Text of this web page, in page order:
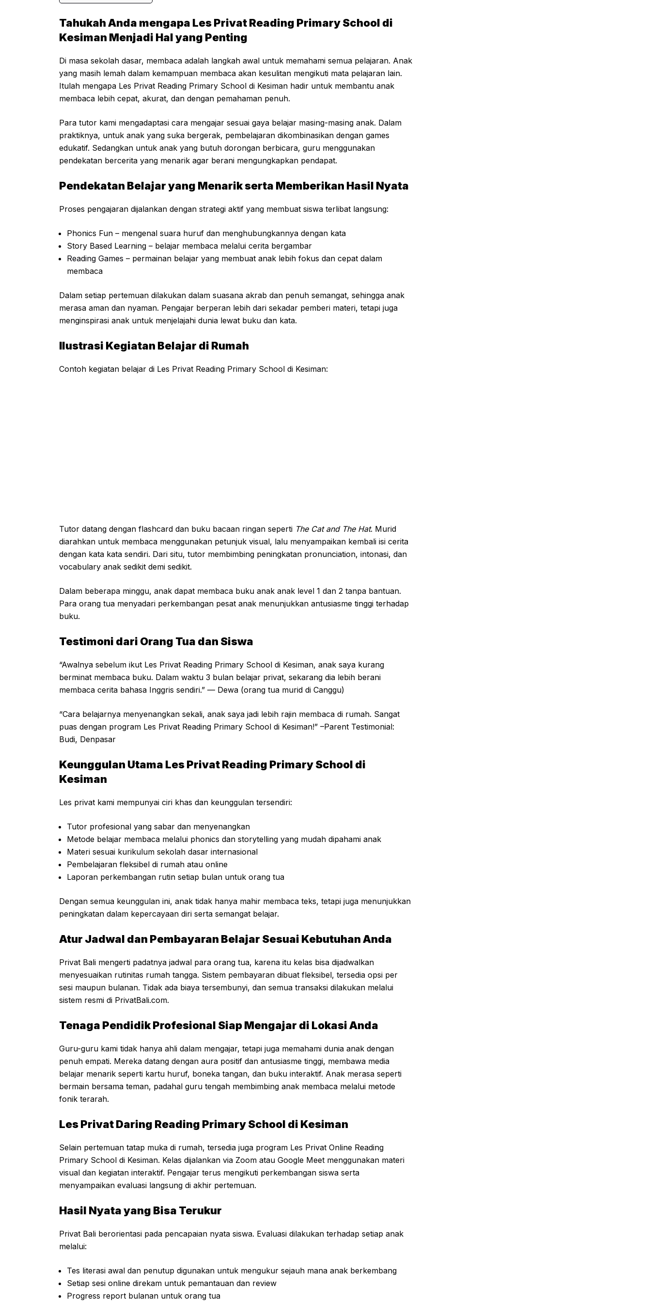
Tahukah Anda mengapa Les Privat Reading Primary School di
Kesiman Menjadi Hal yang Penting
Di masa sekolah dasar, membaca adalah langkah awal untuk memahami semua pelajaran. Anak
yang masih lemah dalam kemampuan membaca akan kesulitan mengikuti mata pelajaran lain.
Itulah mengapa Les Privat Reading Primary School di Kesiman hadir untuk membantu anak
membaca lebih cepat, akurat, dan dengan pemahaman penuh.
Para tutor kami mengadaptasi cara mengajar sesuai gaya belajar masing-masing anak. Dalam
praktiknya, untuk anak yang suka bergerak, pembelajaran dikombinasikan dengan games
edukatif. Sedangkan untuk anak yang butuh dorongan berbicara, guru menggunakan
pendekatan bercerita yang menarik agar berani mengungkapkan pendapat.
Pendekatan Belajar yang Menarik serta Memberikan Hasil Nyata
Proses pengajaran dijalankan dengan strategi aktif yang membuat siswa terlibat langsung:
Phonics Fun – mengenal suara huruf dan menghubungkannya dengan kata
Story Based Learning – belajar membaca melalui cerita bergambar
Reading Games – permainan belajar yang membuat anak lebih fokus dan cepat dalam
membaca
Dalam setiap pertemuan dilakukan dalam suasana akrab dan penuh semangat, sehingga anak
merasa aman dan nyaman. Pengajar berperan lebih dari sekadar pemberi materi, tetapi juga
menginspirasi anak untuk menjelajahi dunia lewat buku dan kata.
Ilustrasi Kegiatan Belajar di Rumah
Contoh kegiatan belajar di Les Privat Reading Primary School di Kesiman:
Tutor datang dengan flashcard dan buku bacaan ringan seperti The Cat and The Hat. Murid
diarahkan untuk membaca menggunakan petunjuk visual, lalu menyampaikan kembali isi cerita
dengan kata kata sendiri. Dari situ, tutor membimbing peningkatan pronunciation, intonasi, dan
vocabulary anak sedikit demi sedikit.
Dalam beberapa minggu, anak dapat membaca buku anak anak level 1 dan 2 tanpa bantuan.
Para orang tua menyadari perkembangan pesat anak menunjukkan antusiasme tinggi terhadap
buku.
Testimoni dari Orang Tua dan Siswa
“Awalnya sebelum ikut Les Privat Reading Primary School di Kesiman, anak saya kurang
berminat membaca buku. Dalam waktu 3 bulan belajar privat, sekarang dia lebih berani
membaca cerita bahasa Inggris sendiri.” — Dewa (orang tua murid di Canggu)
“Cara belajarnya menyenangkan sekali, anak saya jadi lebih rajin membaca di rumah. Sangat
puas dengan program Les Privat Reading Primary School di Kesiman!” –Parent Testimonial:
Budi, Denpasar
Keunggulan Utama Les Privat Reading Primary School di
Kesiman
Les privat kami mempunyai ciri khas dan keunggulan tersendiri:
Tutor profesional yang sabar dan menyenangkan
Metode belajar membaca melalui phonics dan storytelling yang mudah dipahami anak
Materi sesuai kurikulum sekolah dasar internasional
Pembelajaran fleksibel di rumah atau online
Laporan perkembangan rutin setiap bulan untuk orang tua
Dengan semua keunggulan ini, anak tidak hanya mahir membaca teks, tetapi juga menunjukkan
peningkatan dalam kepercayaan diri serta semangat belajar.
Atur Jadwal dan Pembayaran Belajar Sesuai Kebutuhan Anda
Privat Bali mengerti padatnya jadwal para orang tua, karena itu kelas bisa dijadwalkan
menyesuaikan rutinitas rumah tangga. Sistem pembayaran dibuat fleksibel, tersedia opsi per
sesi maupun bulanan. Tidak ada biaya tersembunyi, dan semua transaksi dilakukan melalui
sistem resmi di PrivatBali.com.
Tenaga Pendidik Profesional Siap Mengajar di Lokasi Anda
Guru-guru kami tidak hanya ahli dalam mengajar, tetapi juga memahami dunia anak dengan
penuh empati. Mereka datang dengan aura positif dan antusiasme tinggi, membawa media
belajar menarik seperti kartu huruf, boneka tangan, dan buku interaktif. Anak merasa seperti
bermain bersama teman, padahal guru tengah membimbing anak membaca melalui metode
fonik terarah.
Les Privat Daring Reading Primary School di Kesiman
Selain pertemuan tatap muka di rumah, tersedia juga program Les Privat Online Reading
Primary School di Kesiman. Kelas dijalankan via Zoom atau Google Meet menggunakan materi
visual dan kegiatan interaktif. Pengajar terus mengikuti perkembangan siswa serta
menyampaikan evaluasi langsung di akhir pertemuan.
Hasil Nyata yang Bisa Terukur
Privat Bali berorientasi pada pencapaian nyata siswa. Evaluasi dilakukan terhadap setiap anak
melalui:
Tes literasi awal dan penutup digunakan untuk mengukur sejauh mana anak berkembang
Setiap sesi online direkam untuk pemantauan dan review
Progress report bulanan untuk orang tua